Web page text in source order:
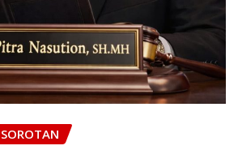
SOROTAN